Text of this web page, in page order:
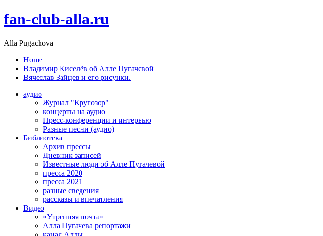
fan-club-alla.ru
Alla Pugachova
Home
Владимир Киселёв об Алле Пугачевой
Вячеслав Зайцев и его рисунки.
аудио
Журнал "Кругозор"
концерты на аудио
Пресс-конференции и интервью
Разные песни (аудио)
Библиотека
Архив прессы
Дневник записей
Известные люди об Алле Пугачевой
пресса 2020
пресса 2021
разные сведения
рассказы и впечатления
Видео
»Утренняя почта»
Алла Пугачева репортажи
канал Аллы